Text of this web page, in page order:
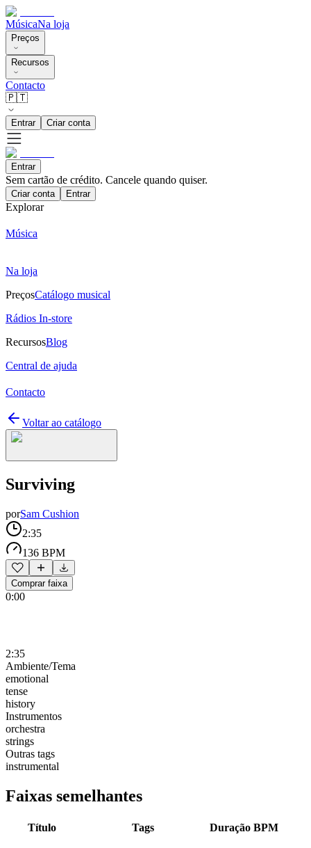
MúsicaNa loja
Preços
Recursos
Contacto
🇵🇹
Entrar Criar conta
Entrar
Sem cartão de crédito. Cancele quando quiser.
Criar conta Entrar
Explorar
Música
Na loja
PreçosCatálogo musical
Rádios In-store
RecursosBlog
Central de ajuda
Contacto
Voltar ao catálogo
Surviving
porSam Cushion
2:35
136 BPM
Comprar faixa
0:00
2:35
Ambiente/Tema
emotional
tense
history
Instrumentos
orchestra
strings
Outras tags
instrumental
Faixas semelhantes
Título Tags Duração BPM